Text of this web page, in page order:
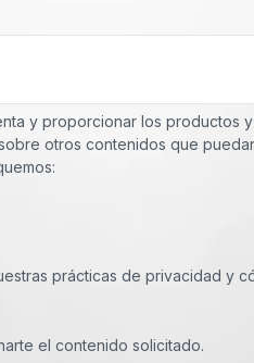
y proporcionar los productos
otros contenidos que
prácticas de privacidad y
el contenido solicitado.